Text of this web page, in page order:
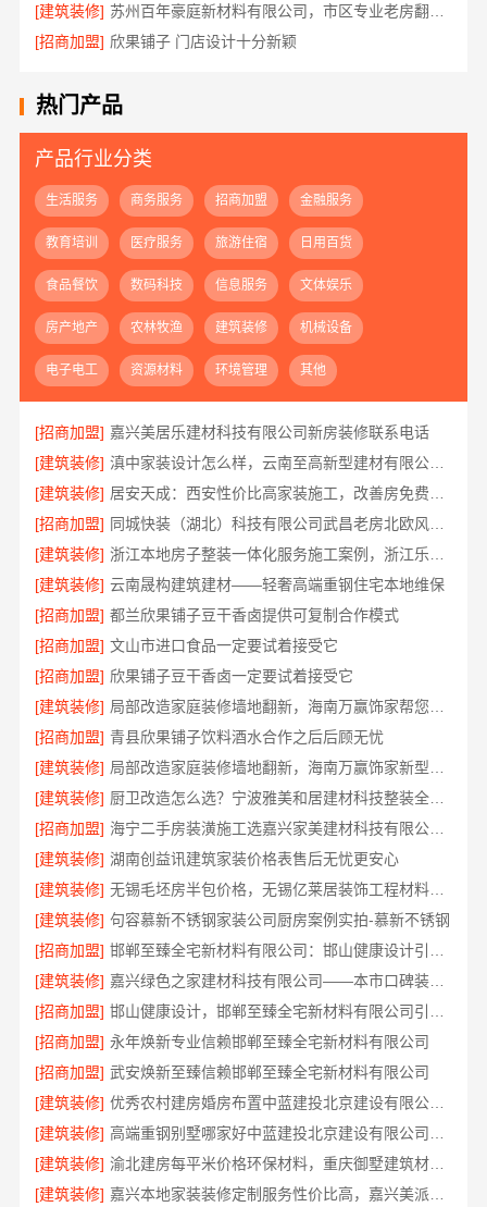
[建筑装修]
[招商加盟] 欣果铺子 门店设计十分新颖
热门产品
产品行业分类
生活服务 商务服务 招商加盟 金融服务
教育培训 医疗服务 旅游住宿 日用百货
食品餐饮 数码科技 信息服务 文体娱乐
房产地产 农林牧渔 建筑装修 机械设备
电子电工 资源材料 环境管理 其他
[招商加盟] 嘉兴美居乐建材科技有限公司新房装修联系电话
[建筑装修]
滇中家装设计怎么样，云南至高新型建材有限公司口碑之选
[建筑装修]
[招商加盟]
[建筑装修]
[建筑装修] 云南晟构建筑建材——轻奢高端重钢住宅本地维保
[招商加盟] 都兰欣果铺子豆干香卤提供可复制合作模式
[招商加盟] 文山市进口食品一定要试着接受它
[招商加盟] 欣果铺子豆干香卤一定要试着接受它
[建筑装修]
[招商加盟] 青县欣果铺子饮料酒水合作之后后顾无忧
[建筑装修]
[建筑装修]
厨卫改造怎么选？宁波雅美和居建材科技整装全包设计
[招商加盟]
海宁二手房装潢施工选嘉兴家美建材科技有限公司更省心
[建筑装修] 湖南创益讯建筑家装价格表售后无忧更安心
[建筑装修]
无锡毛坯房半包价格，无锡亿莱居装饰工程材料有限公司
[建筑装修] 句容慕新不锈钢家装公司厨房案例实拍-慕新不锈钢
[招商加盟]
[建筑装修]
嘉兴绿色之家建材科技有限公司——本市口碑装修服务实惠优选
[招商加盟]
[招商加盟] 永年焕新专业信赖邯郸至臻全宅新材料有限公司
[招商加盟] 武安焕新至臻信赖邯郸至臻全宅新材料有限公司
[建筑装修]
优秀农村建房婚房布置中蓝建投北京建设有限公司四川
[建筑装修]
[建筑装修]
渝北建房每平米价格环保材料，重庆御墅建筑材料有限公司
[建筑装修]